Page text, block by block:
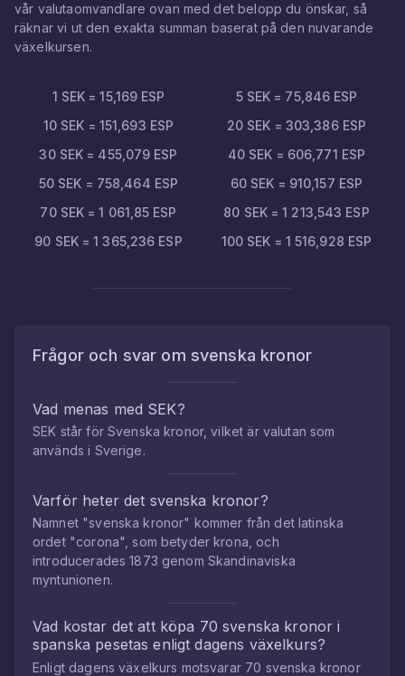
vår valutaomvandlare ovan med det belopp du önskar, så
räknar vi ut den exakta summan baserat på den nuvarande
växelkursen.
1 SEK =15,169 ESP 5 SEK = 75,846 ESP
10 SEK = 151,693 ESP 20 SEK = 303,386 ESP
30 SEK = 455,079 ESP 40 SEK = 606,771 ESP
50 SEK = 758,464 ESP 60 SEK = 910,157 ESP
70 SEK =1 061,85 ESP 80 SEK=1 213,543 ESP
90 SEK=1 365,236 ESP 100 SEK = 1 516,928 ESP
Frågor och svar om svenska kronor
Vad menas med SEK?
SEK står för Svenska kronor, vilket är valutan som
används i Sverige.
Varför heter det svenska kronor?
Namnet "svenska kronor" kommer från det latinska
ordet "corona", som betyder krona, och
introducerades 1873 genom Skandinaviska
myntunionen.
Vad kostar det att köpa 70svenska kronor i
spanska pesetas enligt dagens växelkurs?
Enligt dagens växelkurs motsvarar 70 svenska kronor